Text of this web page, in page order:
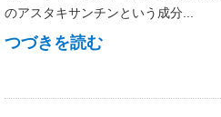
のアスタキサンチンという成分...
つづきを読む